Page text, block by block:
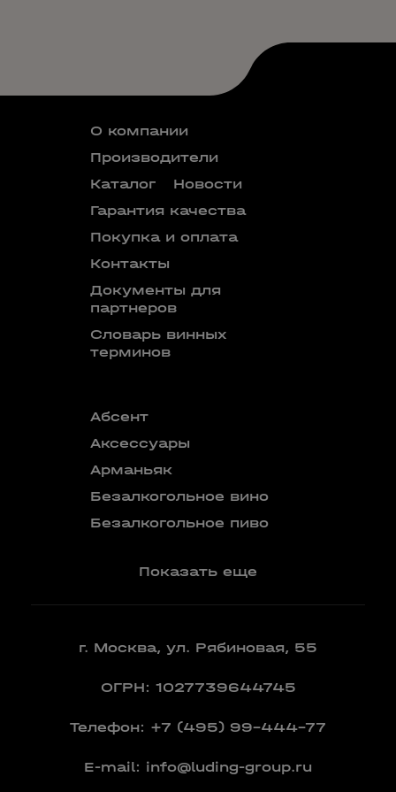
О компании
Производители
Каталог
Новости
Гарантия качества
Покупка и оплата
Контакты
Документы для
партнеров
Словарь винных
терминов
Абсент
Аксессуары
Арманьяк
Безалкогольное вино
Безалкогольное пиво
Показать еще
г. Москва, ул. Рябиновая, 55
ОГРН: 1027739644745
Телефон: +7 (495) 99-444-77
E-mail: info@luding-group.ru